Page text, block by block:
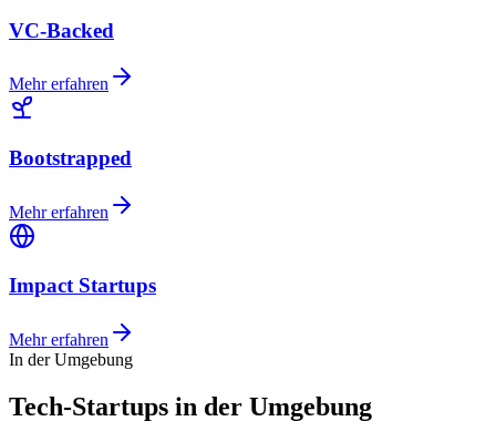
VC-Backed
Mehr erfahren
Bootstrapped
Mehr erfahren
Impact Startups
Mehr erfahren
In der Umgebung
Tech-Startups in der Umgebung